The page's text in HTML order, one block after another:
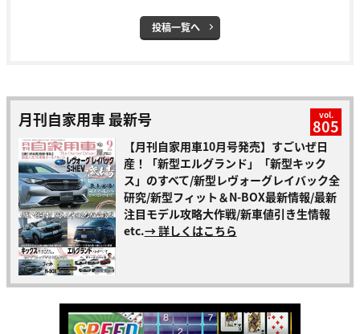
投稿一覧へ
月刊自家用車 最新号 vol.
805
【月刊自家用車10月号発売】すごいぜ日
産！「新型エルグランド」「新型キック
ス」のすべて/新型レヴォーグレイバック全
研究/新型フィット＆N-BOX最新情報/最新
注目モデル攻略大作戦/新車値引き生情報
etc.→ 詳しくはこちら